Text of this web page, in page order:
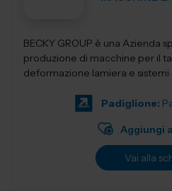
BECKY GROUP è una Azienda
produzione di macchine per il
deformazione lamiera e sistemi
Padiglione:
Aggiungi
Vai alla